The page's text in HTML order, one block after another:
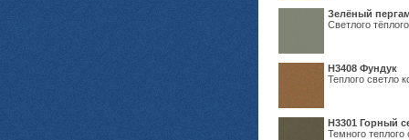
Зелёный
Светлого
Н3408 Фундук
Теплого светло
Н3301 Горный
Темного теплого